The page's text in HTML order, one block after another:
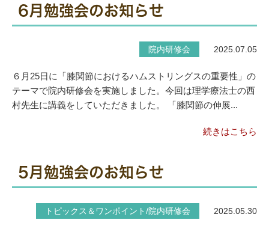
6月勉強会のお知らせ
院内研修会 2025.07.05
６月25日に「膝関節におけるハムストリングスの重要性」の
テーマで院内研修会を実施しました。今回は理学療法士の西
村先生に講義をしていただきました。 「膝関節の伸展...
続きはこちら
5月勉強会のお知らせ
トピックス＆ワンポイント/院内研修会 2025.05.30